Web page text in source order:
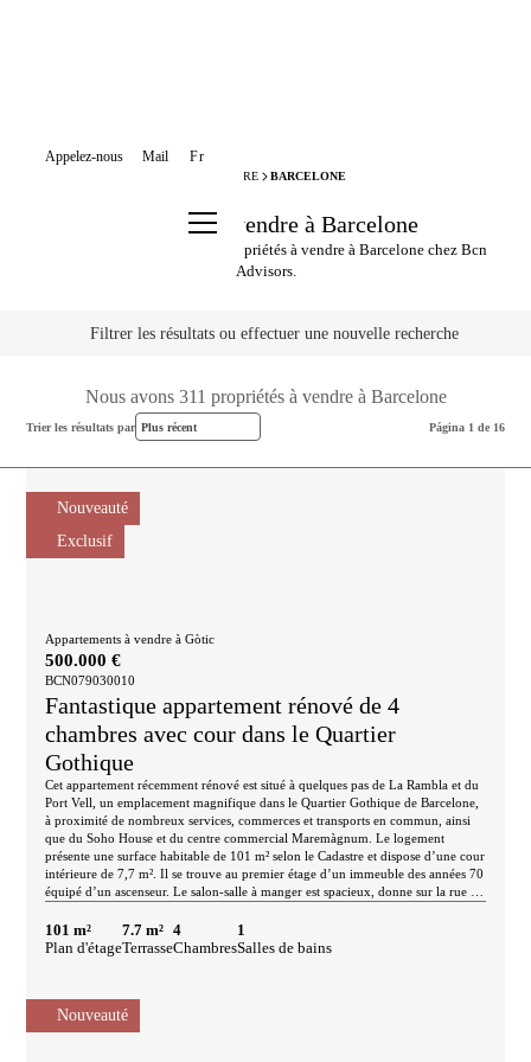
Mail
Appelez-nous Fr
PROPRIÉTÉS À VENDRE BARCELONE
Propriétés à vendre à Barcelone
Explorez notre sélection de propriétés à vendre à Barcelone chez Bcn
Advisors.
Filtrer les résultats ou effectuer une nouvelle recherche
Nous avons 311 propriétés à vendre à Barcelone
Trier les résultats par Plus récent Página 1 de 16
Nouveauté
Exclusif
Appartements à vendre à Gòtic
500.000 €
BCN079030010
Fantastique appartement rénové de 4
chambres avec cour dans le Quartier
Gothique
Cet appartement récemment rénové est situé à quelques pas de La Rambla et du
Port Vell, un emplacement magnifique dans le Quartier Gothique de Barcelone,
à proximité de nombreux services, commerces et transports en commun, ainsi
que du Soho House et du centre commercial Maremàgnum. Le logement
présente une surface habitable de 101 m² selon le Cadastre et dispose d’une cour
intérieure de 7,7 m². Il se trouve au premier étage d’un immeuble des années 70
équipé d’un ascenseur. Le salon-salle à manger est spacieux, donne sur la rue et
est indépendante pour plus de confort et donne accès à la cour, qui peut servir
d’espace buanderie et de rangement. La partie nuit comprend quatre chambres :
complète et des toilettes. L’appartement est vendu meublé et équipé d’appareils
électroménagers, de placards encastrés, d’un carrelage imitation bois et d’une
climatisation réversible (chaud/froid) de type split dans le salon. Un logement
101 m²
Plan d'étage
7.7 m²
Terrasse
4
Chambres
1
Salles de bains
Nouveauté